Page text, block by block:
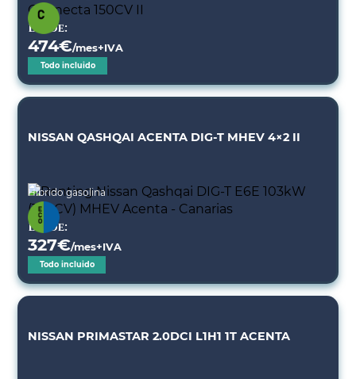
Desde:
474€/mes+IVA
Todo incluido
NISSAN QASHQAI ACENTA DIG-T MHEV 4×2 II
Híbrido gasolina
Desde:
327€/mes+IVA
Todo incluido
NISSAN PRIMASTAR 2.0DCI L1H1 1T ACENTA